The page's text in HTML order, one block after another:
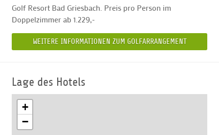
Golf Resort Bad Griesbach. Preis pro Person im
Doppelzimmer ab 1.229,-
WEITERE INFORMATIONEN ZUM GOLFARRANGEMENT
Lage des Hotels
+
−